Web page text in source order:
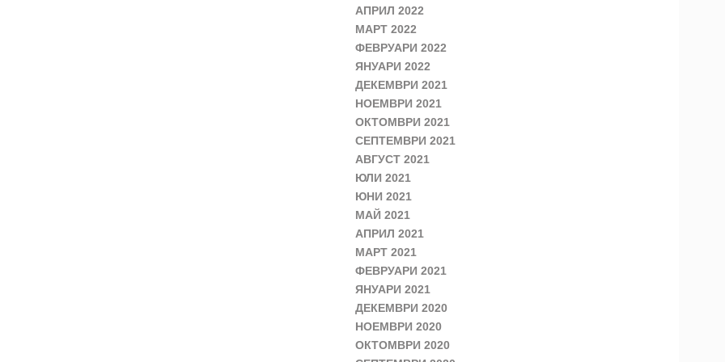
АПРИЛ 2022
МАРТ 2022
ФЕВРУАРИ 2022
ЯНУАРИ 2022
ДЕКЕМВРИ 2021
НОЕМВРИ 2021
ОКТОМВРИ 2021
СЕПТЕМВРИ 2021
АВГУСТ 2021
ЮЛИ 2021
ЮНИ 2021
МАЙ 2021
АПРИЛ 2021
МАРТ 2021
ФЕВРУАРИ 2021
ЯНУАРИ 2021
ДЕКЕМВРИ 2020
НОЕМВРИ 2020
ОКТОМВРИ 2020